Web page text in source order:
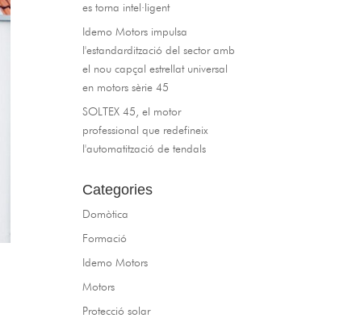
es torna intel·ligent
Idemo Motors impulsa
l'estandardització del sector amb
el nou capçal estrellat universal
en motors sèrie 45
SOLTEX 45, el motor
professional que redefineix
l'automatització de tendals
Categories
Domòtica
Formació
Idemo Motors
Motors
Protecció solar